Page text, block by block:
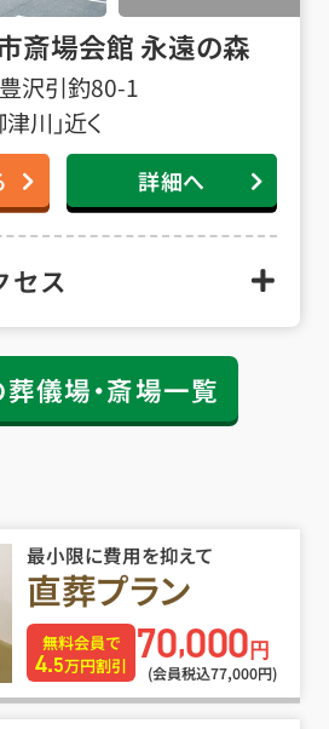
斎場会館 永遠の森
沢引釣80-1
川」近く
詳細へ
セス
儀場・斎場一覧
最小限に費用を抑えて
直葬プラン
無料会員で
4.5万円割引 70,000 円
(会員税込77,000円)